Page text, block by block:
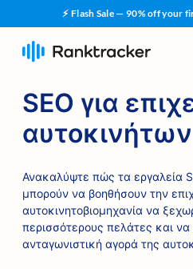
⚡ Flash Sale — 90% off your
SEO για
αυτοκινήτων
Ανακαλύψτε πώς τα εργαλεία
μπορούν να βοηθήσουν την
αυτοκινητοβιομηχανία να
περισσότερους πελάτες και να
ανταγωνιστική αγορά της